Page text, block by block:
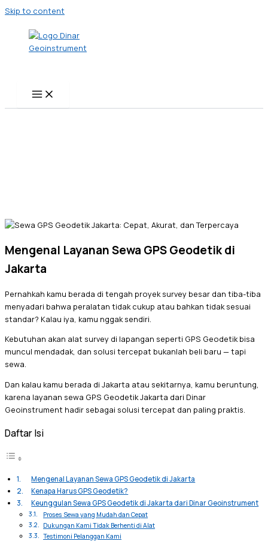
Skip to content
Mengenal Layanan Sewa GPS Geodetik di
Jakarta
Pernahkah kamu berada di tengah proyek survey besar dan tiba-tiba
menyadari bahwa peralatan tidak cukup atau bahkan tidak sesuai
standar? Kalau iya, kamu nggak sendiri.
Kebutuhan akan alat survey di lapangan seperti GPS Geodetik bisa
muncul mendadak, dan solusi tercepat bukanlah beli baru — tapi
sewa.
Dan kalau kamu berada di Jakarta atau sekitarnya, kamu beruntung,
karena layanan sewa GPS Geodetik Jakarta dari Dinar
Geoinstrument hadir sebagai solusi tercepat dan paling praktis.
Daftar Isi
Mengenal Layanan Sewa GPS Geodetik di Jakarta
Kenapa Harus GPS Geodetik?
Keunggulan Sewa GPS Geodetik di Jakarta dari Dinar Geoinstrument
Proses Sewa yang Mudah dan Cepat
Dukungan Kami Tidak Berhenti di Alat
Testimoni Pelanggan Kami